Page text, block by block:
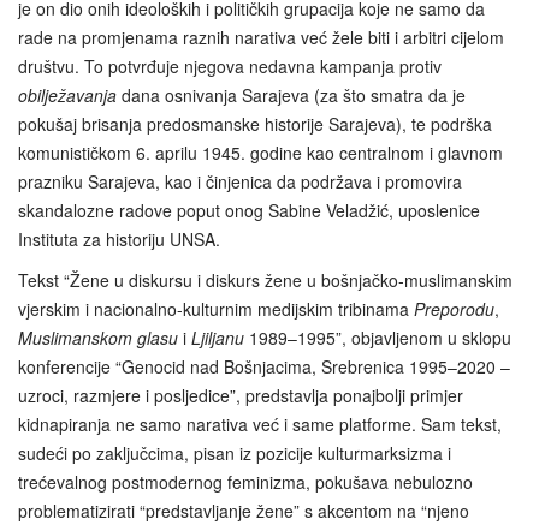
je on dio onih ideoloških i političkih grupacija koje ne samo da
rade na promjenama raznih narativa već žele biti i arbitri cijelom
društvu. To potvrđuje njegova nedavna kampanja protiv
obilježavanja dana osnivanja Sarajeva (za što smatra da je
pokušaj brisanja predosmanske historije Sarajeva), te podrška
komunističkom 6. aprilu 1945. godine kao centralnom i glavnom
prazniku Sarajeva, kao i činjenica da podržava i promovira
skandalozne radove poput onog Sabine Veladžić, uposlenice
Instituta za historiju UNSA.
Tekst “Žene u diskursu i diskurs žene u bošnjačko-muslimanskim
vjerskim i nacionalno-kulturnim medijskim tribinama Preporodu,
Muslimanskom glasu i Ljiljanu 1989–1995”, objavljenom u sklopu
konferencije “Genocid nad Bošnjacima, Srebrenica 1995–2020 –
uzroci, razmjere i posljedice”, predstavlja ponajbolji primjer
kidnapiranja ne samo narativa već i same platforme. Sam tekst,
sudeći po zaključcima, pisan iz pozicije kulturmarksizma i
trećevalnog postmodernog feminizma, pokušava nebulozno
problematizirati “predstavljanje žene” s akcentom na “njeno